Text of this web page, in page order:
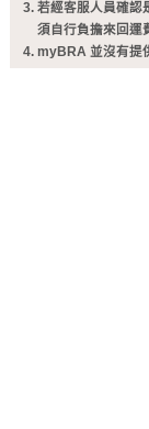
若經客服人員確認
須自行負擔來回運
myBRA 並沒有提